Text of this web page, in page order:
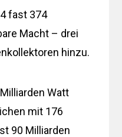
fast 374
Macht – drei
hinzu.
Watt
mit 176
90 Milliarden